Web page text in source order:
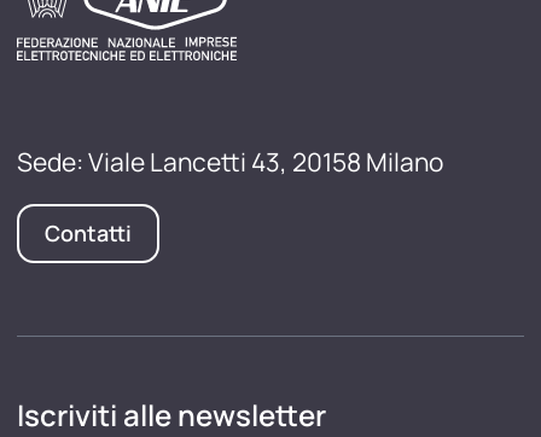
Sede: Viale Lancetti 43, 20158 Milano
Contatti
Iscriviti alle newsletter